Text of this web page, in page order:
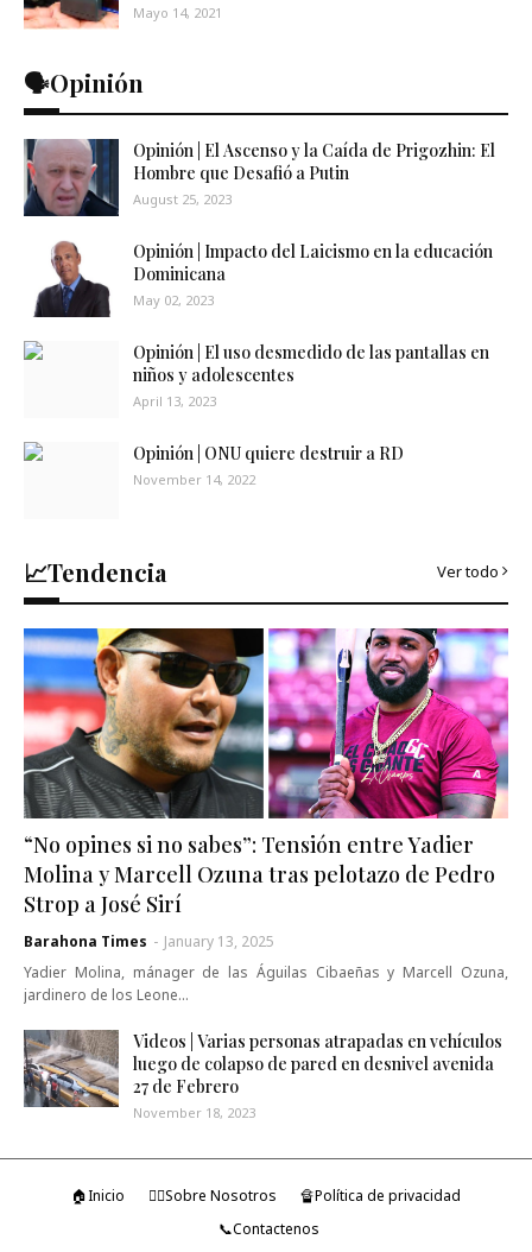
Mayo 14, 2021
🗣️Opinión
Opinión | El Ascenso y la Caída de Prigozhin: El
Hombre que Desafió a Putin
August 25, 2023
Opinión | Impacto del Laicismo en la educación
Dominicana
May 02, 2023
Opinión | El uso desmedido de las pantallas en
niños y adolescentes
April 13, 2023
Opinión | ONU quiere destruir a RD
November 14, 2022
📈Tendencia Ver todo
“No opines si no sabes”: Tensión entre Yadier
Molina y Marcell Ozuna tras pelotazo de Pedro
Strop a José Sirí
Barahona Times - January 13, 2025
Yadier Molina, mánager de las Águilas Cibaeñas y Marcell Ozuna,
jardinero de los Leone…
Videos | Varias personas atrapadas en vehículos
luego de colapso de pared en desnivel avenida
27 de Febrero
November 18, 2023
🏠Inicio 🤷‍♂️Sobre Nosotros
🔏Política de privacidad
📞Contactenos